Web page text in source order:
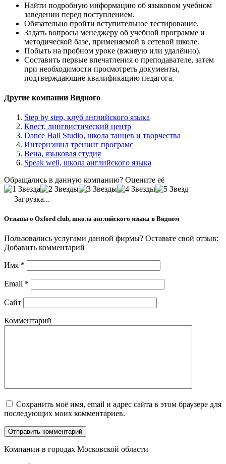
Найти подробную информацию об языковом учебном
заведении перед поступлением.
Обязательно пройти вступительное тестирование.
Задать вопросы менеджеру об учебной программе и
методической базе, применяемой в сетевой школе.
Побыть на пробном уроке (вживую или удалённо).
Составить первые впечатления о преподавателе, затем
при необходимости просмотреть документы,
подтверждающие квалификацию педагога.
Другие компании Видного
Step by step, клуб английского языка
Квест, лингвистический центр
Dance Hall Studio, школа танцев и творчества
Интернэшнл тренинг програмс
Вена, языковая студия
Speak well, школа английского языка
Обращались в данную компанию? Оцените её
Загрузка...
Отзывы о Oxford club, школа английского языка в Видном
Пользовались услугами данной фирмы? Оставьте свой отзыв:
Добавить комментарий
Имя *
Email *
Сайт
Комментарий
Сохранить моё имя, email и адрес сайта в этом браузере для
последующих моих комментариев.
Компании в городах Московской области